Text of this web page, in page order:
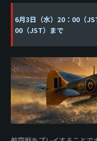
6月3日（水）20：00（
00（JST）まで